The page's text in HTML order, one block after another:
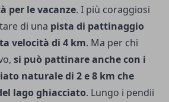
per le vacanze. I più coraggiosi
di una pista di patti­naggio
velocità di 4 km. Ma per chi
si può pattinare anche con i
natu­rale di 2 e 8 km che
lago ghiacciato. Lungo i pendii